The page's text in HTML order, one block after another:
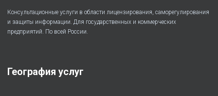
Консультационные услуги в области лицензирования, саморегулирования
и защиты информации. Для государственных и коммерческих
предприятий. По всей России.
География услуг